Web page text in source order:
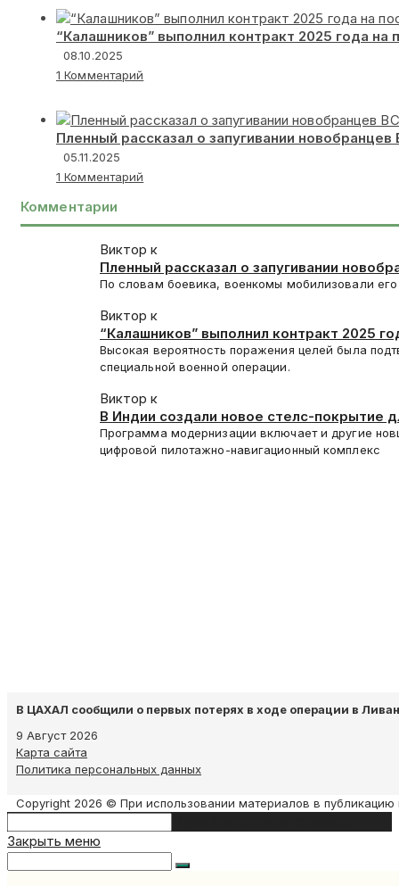
“Калашников” выполнил контракт 2025 года на
08.10.2025
1 Комментарий
Пленный рассказал о запугивании
05.11.2025
1 Комментарий
Комментарии
Виктор к
Пленный рассказал о запугивании
По словам боевика, военкомы мобилизовали
Виктор к
“Калашников” выполнил контракт 2025
Высокая вероятность поражения целей была
специальной военной операции.
Виктор к
В Индии создали новое стелс-покрытие
Программа модернизации включает и другие
цифровой пилотажно-навигационный комплекс
В ЦАХАЛ сообщили о первых потерях в ходе операции в
9 Август 2026
Карта сайта
Политика персональных данных
Copyright 2026 © При использовании материалов в
this
Закрыть меню